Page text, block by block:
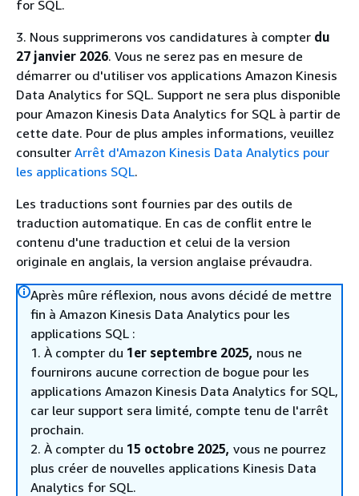
for SQL.
3. Nous supprimerons vos candidatures à compter du
27 janvier 2026. Vous ne serez pas en mesure de
démarrer ou d'utiliser vos applications Amazon Kinesis
Data Analytics for SQL. Support ne sera plus disponible
pour Amazon Kinesis Data Analytics for SQL à partir de
cette date. Pour de plus amples informations, veuillez
consulter Arrêt d'Amazon Kinesis Data Analytics pour
les applications SQL.
Les traductions sont fournies par des outils de
traduction automatique. En cas de conflit entre le
contenu d'une traduction et celui de la version
originale en anglais, la version anglaise prévaudra.
Après mûre réflexion, nous avons décidé de mettre
fin à Amazon Kinesis Data Analytics pour les
applications SQL :
1. À compter du 1er septembre 2025, nous ne
fournirons aucune correction de bogue pour les
applications Amazon Kinesis Data Analytics for SQL,
car leur support sera limité, compte tenu de l'arrêt
prochain.
2. À compter du 15 octobre 2025, vous ne pourrez
plus créer de nouvelles applications Kinesis Data
Analytics for SQL.